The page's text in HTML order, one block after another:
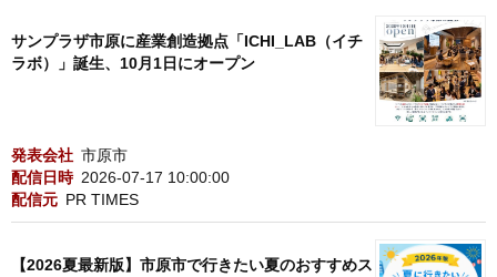
サンプラザ市原に産業創造拠点「ICHI_LAB（イチ
ラボ）」誕生、10月1日にオープン
発表会社 市原市
配信日時 2026-07-17 10:00:00
配信元 PR TIMES
【2026夏最新版】市原市で行きたい夏のおすすめス